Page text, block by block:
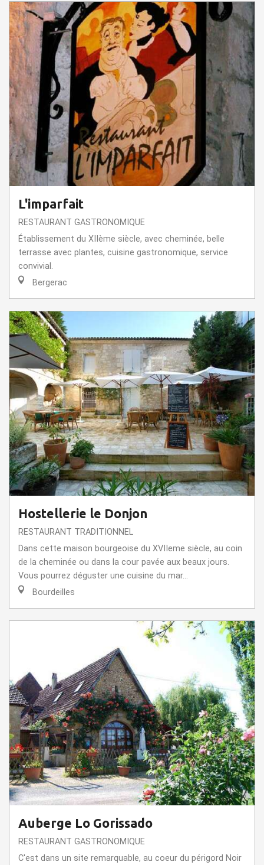
L'imparfait
RESTAURANT GASTRONOMIQUE
Établissement du XIIème siècle, avec cheminée, belle
terrasse avec plantes, cuisine gastronomique, service
convivial.
Bergerac
Hostellerie le Donjon
RESTAURANT TRADITIONNEL
Dans cette maison bourgeoise du XVIIeme siècle, au coin
de la cheminée ou dans la cour pavée aux beaux jours.
Vous pourrez déguster une cuisine du mar...
Bourdeilles
Auberge Lo Gorissado
RESTAURANT GASTRONOMIQUE
C'est dans un site remarquable, au coeur du périgord Noir